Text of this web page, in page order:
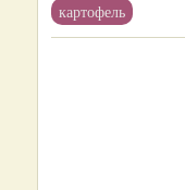
картофель